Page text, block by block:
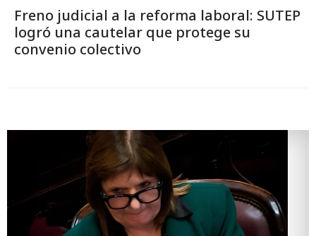
Freno judicial a la reforma laboral: SUTEP
logró una cautelar que protege su
convenio colectivo